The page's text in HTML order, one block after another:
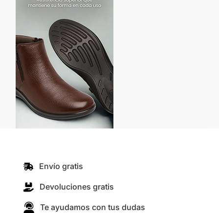
Envío gratis
Devoluciones gratis
Te ayudamos con tus dudas